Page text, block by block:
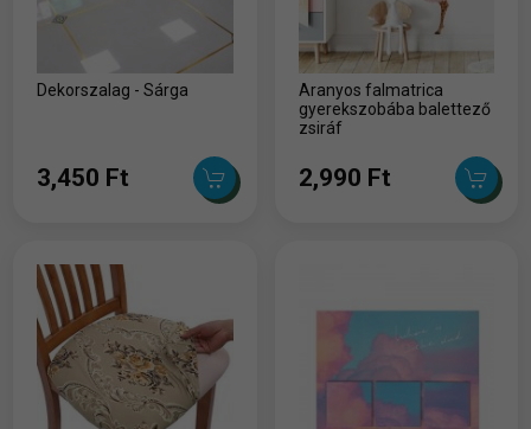
Dekorszalag - Sárga
3,450 Ft
Aranyos falmatrica
gyerekszobába balettező
zsiráf
2,990 Ft